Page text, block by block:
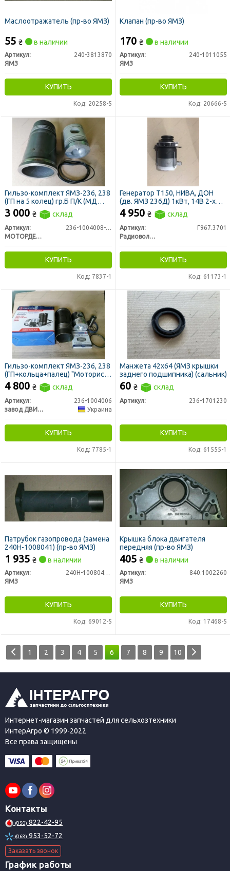
Маслоотражатель (пр-во ЯМЗ)
55 ₴ в наличии
Артикул:
240-3813870
ЯМЗ
КУПИТЬ
Код: 20258-5
Клапан (пр-во ЯМЗ)
170 ₴ в наличии
Артикул:
240-1011055
ЯМЗ
КУПИТЬ
Код: 20666-5
Гильзо-комплект ЯМЗ-236, 238
(ГП на 5 колец) гр.Б П/К (МД
Конотоп)
3 000 ₴ склад
Артикул:
236-1004008-Б5
МОТОРДЕТАЛЬ г. Конотоп
КУПИТЬ
Код: 7837-1
Генератор Т150, НИВА, ДОН
(дв. ЯМЗ 236Д) 1кВт, 14В 2-х
ручейковый (пр-во
Радиоволна)
4 950 ₴ склад
Артикул:
Г967.3701
Радиоволна ГРУПП, г. Гродно
КУПИТЬ
Код: 61173-1
Гильзо-комплект ЯМЗ-236, 238
(ГП+кольца+палец) "Моторист"
гр.А П/К (з-д ДВИГАТЕЛЬ)
4 800 ₴ склад
Артикул:
236-1004006
завод ДВИГАТЕЛЬ
Украина
КУПИТЬ
Код: 7785-1
Манжета 42х64 (ЯМЗ крышки
заднего подшипника) (сальник)
60 ₴ склад
Артикул: 236-1701230
КУПИТЬ
Код: 61555-1
Патрубок газопровода (замена
240Н-1008041) (пр-во ЯМЗ)
1 935 ₴ в наличии
Артикул:
240Н-1008044-Б2
ЯМЗ
КУПИТЬ
Код: 69012-5
Крышка блока двигателя
передняя (пр-во ЯМЗ)
405 ₴ в наличии
Артикул:
840.1002260
ЯМЗ
КУПИТЬ
Код: 17468-5
1 2 3 4 5 6 7 8 9 10
Интернет-магазин запчастей для сельхозтехники
ИнтерАгро © 1999-2022
Все права защищены
Контакты
(050) 822-42-95
(068) 953-52-72
Заказать звонок
График работы